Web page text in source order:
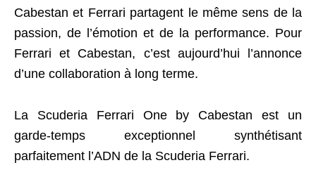
Cabestan et Ferrari partagent le même sens de la
passion, de l’émotion et de la performance. Pour
Ferrari et Cabestan, c’est aujourd’hui l’annonce
d’une collaboration à long terme.
La Scuderia Ferrari One by Cabestan est un
garde-temps exceptionnel synthétisant
parfaitement l’ADN de la Scuderia Ferrari.